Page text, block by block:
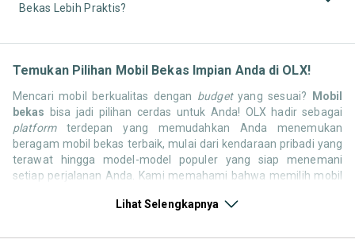
Bekas Lebih Praktis?
Temukan Pilihan Mobil Bekas Impian Anda di OLX!
Mencari mobil berkualitas dengan budgetyang sesuai? Mobil
bekas bisa jadi pilihan cerdas untuk Anda! OLX hadir sebagai
platformterdepan yang memudahkan Anda menemukan
beragam mobil bekas terbaik, mulai dari kendaraan pribadi yang
terawat hingga model-model populer yang siap menemani
setiap perjalanan Anda. Kami memahami bahwa memilih mobil
ribuan daftar dari penjual terpercaya di seluruh Indonesia.
dengan gaya hidup, kebutuhan, danbudgetAnda!
Lihat Selengkapnya